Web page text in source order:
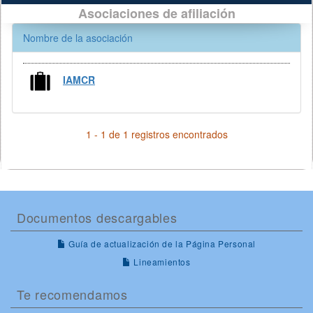
Asociaciones de afiliación
Nombre de la asociación
IAMCR
1 - 1 de 1 registros encontrados
Documentos descargables
Guía de actualización de la Página Personal
Lineamientos
Te recomendamos